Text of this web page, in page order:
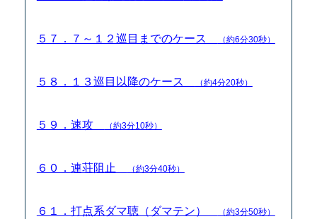
５７．７～１２巡目までのケース （約6分30秒）
５８．１３巡目以降のケース （約4分20秒）
５９．速攻 （約3分10秒）
６０．連荘阻止 （約3分40秒）
６１．打点系ダマ聴（ダマテン） （約3分50秒）